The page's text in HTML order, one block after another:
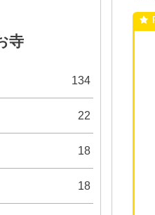
寺
134
22
18
18